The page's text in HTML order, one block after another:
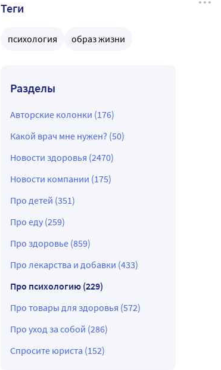
Теги
психология образ жизни
Разделы
Авторские колонки (176)
Какой врач мне нужен? (50)
Новости здоровья (2470)
Новости компании (175)
Про детей (351)
Про еду (259)
Про здоровье (859)
Про лекарства и добавки (433)
Про психологию (229)
Про товары для здоровья (572)
Про уход за собой (286)
Спросите юриста (152)